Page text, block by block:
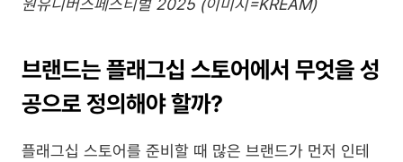
원유니버스페스티벌 2025 (이미지=KREAM)
브랜드는 플래그십 스토어에서 무엇을 성
공으로 정의해야 할까?
플래그십 스토어를 준비할 때 많은 브랜드가 먼저 인테